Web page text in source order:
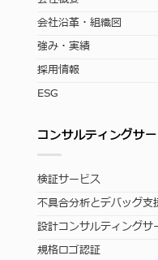
会社沿革・組織図
強み・実績
採用情報
ESG
コンサルティングサ
検証サービス
不具合分析とデバッグ
設計コンサルティングサ
規格ロゴ認証